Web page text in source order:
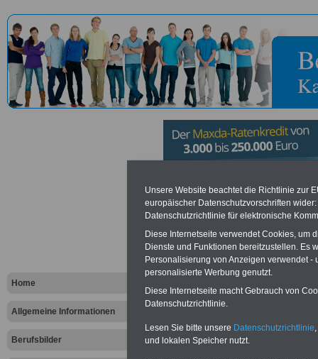
Home
Allgemeine Informationen
Berufsbilder
Koblenz in
Vorteile für den öffentlichen
Vergleichen und sparen
Bausparen schon ab 16 Jahren
Berufsunfähigkeitsabsicherung
Online-Vergleich Gesetzliche
Krankenkassen
Unsere Website beachtet die Richtlinie zur
europäischer Datenschutzvorschriften
Datenschutzrichtlinie für elektronische
Diese Internetseite verwendet Cookies, um
Dienste und Funktionen bereitzustellen. Es
Personalisierung von Anzeigen verwendet
personalisierte Werbung genutzt.
Diese Internetseite macht Gebrauch von
Datenschutzrichtlinie.
Lesen Sie bitte unsere Datenschutzrichtlinie
und lokalen Speicher nutzt.